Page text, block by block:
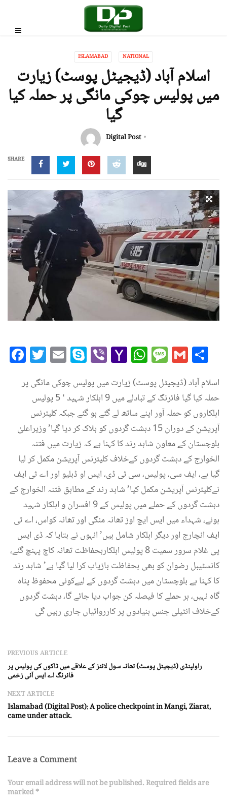
ISLAMABAD NATIONAL
اسلام آباد (ڈیجیٹل پوسٹ) زیارت
میں پولیس چوکی مانگی پر حملہ کیا
گیا
Digital Post
SHARE
Facebook
Twitter
EmailSkype
ViberYahoo
Mail
اسلام آباد (ڈیجیٹل پوسٹ) زیارت میں پولیس چوکی مانگی پر
حملہ کیا گیا فائرنگ کے تبادلے میں 9 اہلکار شہید ‘ 5 پولیس
اہلکاروں کو حملہ آور اپنے ساتھ لے گئے ہو گئے جبکہ کلیئرنس
آپریشن کے دوران 15 دہشت گردوں کو ہلاک کر دیا گیا’ وزیراعلیٰ
بلوچستان کے معاون شاہد رند کا کہنا ہے کہ زیارت میں فتنہ
الخوارج کے دہشت گردوں کےخلاف کلیئرنس آپریشن مکمل کر لیا
گیا ہے، ایف سی، پولیس، سی ٹی ڈی، ایس او ڈبلیو اور اے ٹی ایف
نےکلیئرنس آپریشن مکمل کیا’ شاہد رند کے مطابق فتنہ الخوارج کے
دہشت گردوں کے حملے میں پولیس کے 9 افسران و اہلکار شہید
ہوئے، شہداء میں ایس ایچ اوز تھانہ منگی اور تھانہ کواس، اے ٹی
ایف انچارج اور دیگر اہلکار شامل ہیں’ انہوں نے بتایا کہ ڈی ایس
پی غلام سرور سمیت 8 پولیس اہلکاربحفاظت تھانہ کاچ پہنچ گئے،
کانسٹیبل رضوان کو بھی بحفاظت بازیاب کرا لیا گیا ہے’ شاہد رند
کا کہنا ہے بلوچستان میں دہشت گردوں کے لیےکوئی محفوظ پناہ
گاہ نہیں، ہر حملے کا فیصلہ کن جواب دیا جائے گا، دہشت گردوں
کےخلاف انٹیلی جنس بنیادوں پر کارروائیاں جاری رہیں گی
PREVIOUS ARTICLE
راولپنڈی (ڈیجیٹل پوسٹ) تھانہ سول لائنز کے علاقے میں ڈاکوں کی پولیس پر
فائرنگ اے ایس آئی زخمی
NEXT ARTICLE
Islamabad (Digital Post): A police checkpoint in Mangi, Ziarat,
came under attack.
Leave a Comment
Your email address will not be published. Required fields are
marked *